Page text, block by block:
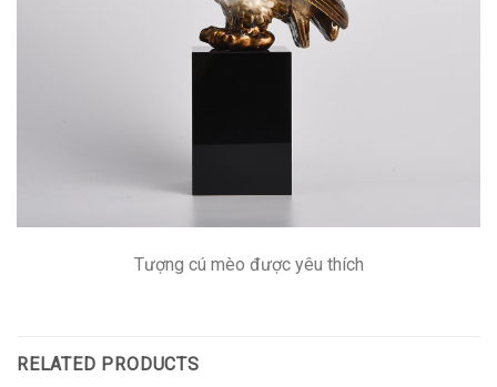
Tượng cú mèo được yêu thích
RELATED PRODUCTS